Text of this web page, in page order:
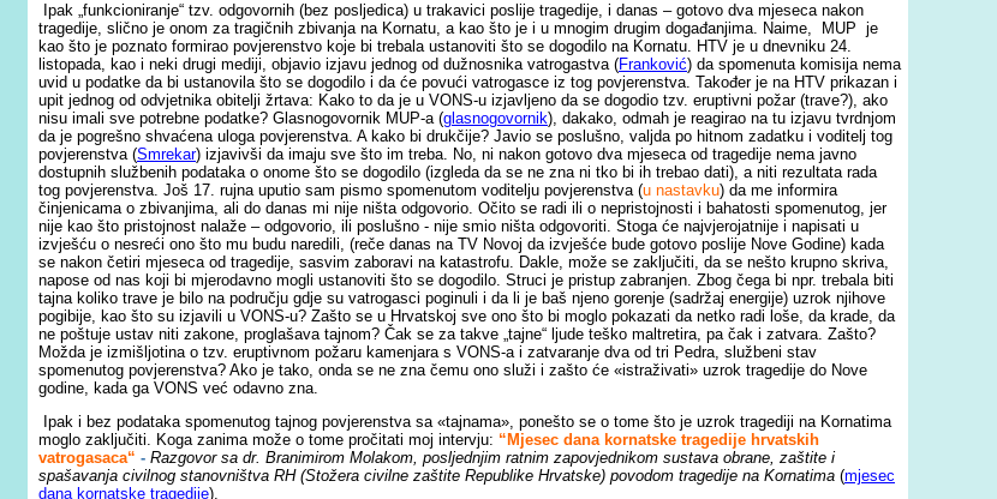
Ipak „funkcioniranje“ tzv. odgovornih (bez posljedica) u trakavici poslije tragedije, i danas – gotovo dva mjeseca nakon
tragedije, slično je onom za tragičnih zbivanja na Kornatu, a kao što je i u mnogim drugim događanjima. Naime, MUP je
kao što je poznato formirao povjerenstvo koje bi trebala ustanoviti što se dogodilo na Kornatu. HTV je u dnevniku 24.
listopada, kao i neki drugi mediji, objavio izjavu jednog od dužnosnika vatrogastva (Franković) da spomenuta komisija nema
uvid u podatke da bi ustanovila što se dogodilo i da će povući vatrogasce iz tog povjerenstva. Također je na HTV prikazan i
upit jednog od odvjetnika obitelji žrtava: Kako to da je u VONS-u izjavljeno da se dogodio tzv. eruptivni požar (trave?), ako
nisu imali sve potrebne podatke? Glasnogovornik MUP-a (glasnogovornik), dakako, odmah je reagirao na tu izjavu tvrdnjom
da je pogrešno shvaćena uloga povjerenstva. A kako bi drukčije? Javio se poslušno, valjda po hitnom zadatku i voditelj tog
povjerenstva (Smrekar) izjavivši da imaju sve što im treba. No, ni nakon gotovo dva mjeseca od tragedije nema javno
dostupnih službenih podataka o onome što se dogodilo (izgleda da se ne zna ni tko bi ih trebao dati), a niti rezultata rada
tog povjerenstva. Još 17. rujna uputio sam pismo spomenutom voditelju povjerenstva (u nastavku) da me informira
činjenicama o zbivanjima, ali do danas mi nije ništa odgovorio. Očito se radi ili o nepristojnosti i bahatosti spomenutog, jer
nije kao što pristojnost nalaže – odgovorio, ili poslušno - nije smio ništa odgovoriti. Stoga će najvjerojatnije i napisati u
izvješću o nesreći ono što mu budu naredili, (reče danas na TV Novoj da izvješće bude gotovo poslije Nove Godine) kada
se nakon četiri mjeseca od tragedije, sasvim zaboravi na katastrofu. Dakle, može se zaključiti, da se nešto krupno skriva,
napose od nas koji bi mjerodavno mogli ustanoviti što se dogodilo. Struci je pristup zabranjen. Zbog čega bi npr. trebala biti
tajna koliko trave je bilo na području gdje su vatrogasci poginuli i da li je baš njeno gorenje (sadržaj energije) uzrok njihove
pogibije, kao što su izjavili u VONS-u? Zašto se u Hrvatskoj sve ono što bi moglo pokazati da netko radi loše, da krade, da
ne poštuje ustav niti zakone, proglašava tajnom? Čak se za takve „tajne“ ljude teško maltretira, pa čak i zatvara. Zašto?
Možda je izmišljotina o tzv. eruptivnom požaru kamenjara s VONS-a i zatvaranje dva od tri Pedra, službeni stav
spomenutog povjerenstva? Ako je tako, onda se ne zna čemu ono služi i zašto će «istraživati» uzrok tragedije do Nove
godine, kada ga VONS već odavno zna.
Ipak i bez podataka spomenutog tajnog povjerenstva sa «tajnama», ponešto se o tome što je uzrok tragediji na Kornatima
moglo zaključiti. Koga zanima može o tome pročitati moj intervju: “Mjesec dana kornatske tragedije hrvatskih
vatrogasaca“ - Razgovor sa dr. Branimirom Molakom, posljednjim ratnim zapovjednikom sustava obrane, zaštite i
spašavanja civilnog stanovništva RH (Stožera civilne zaštite Republike Hrvatske) povodom tragedije na Kornatima (mjesec
dana kornatske tragedije).